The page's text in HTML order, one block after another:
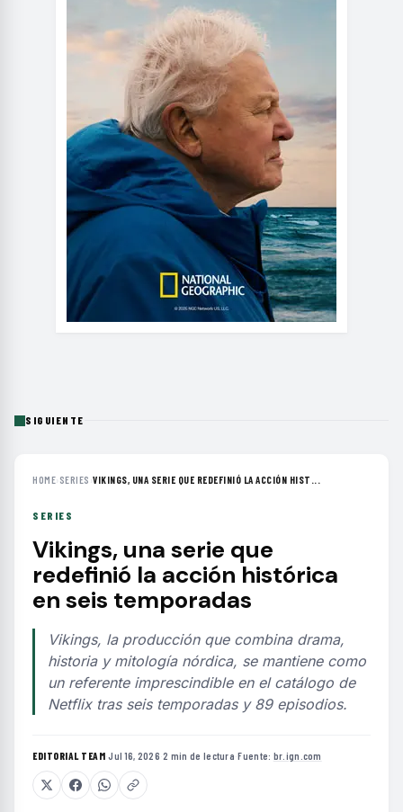
SIGUIENTE
HOME› SERIES ›VIKINGS, UNA SERIE QUE REDEFINIÓ LA ACCIÓN HIST...
SERIES
Vikings, una serie que
redefinió la acción histórica
en seis temporadas
Vikings, la producción que combina drama,
historia y mitología nórdica, se mantiene como
un referente imprescindible en el catálogo de
Netflix tras seis temporadas y 89 episodios.
EDITORIAL TEAM·Jul 16, 2026·2 min de lectura·Fuente: br.ign.com